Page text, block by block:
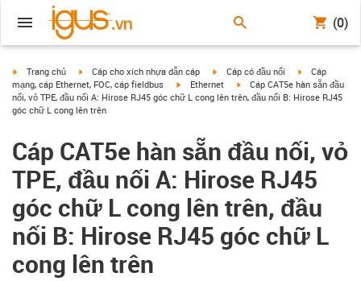
(0)
igus-icon-arrow-right
Trang chủ igus-icon-arrow-right
Cáp cho xích nhựa dẫn cáp igus-icon-arrow-right
Cáp có đầu nối igus-icon-
Cáp
mạng, cáp Ethernet, FOC, cáp fieldbus
igus-icon-arrow-right
Ethernet igus-icon-arrow-right
Cáp CAT5e hàn sẵn đầu
nối, vỏ TPE, đầu nối A: Hirose RJ45 góc chữ L cong lên trên, đầu nối B: Hirose RJ45
góc chữ L cong lên trên
Cáp CAT5e hàn sẵn đầu nối, vỏ
TPE, đầu nối A: Hirose RJ45
góc chữ L cong lên trên, đầu
nối B: Hirose RJ45 góc chữ L
cong lên trên